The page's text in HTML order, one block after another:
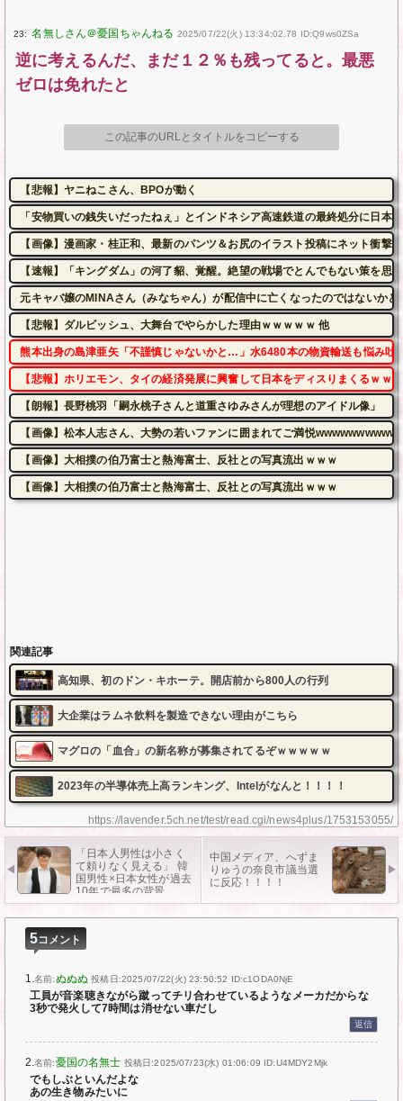
23: 2025/07/22(火) 13:34:02.78 ID:Q9ws0ZSa
逆に考えるんだ、まだ１２％も残ってると。最悪
ゼロは免れたと
https://lavender.5ch.net/test/read.cgi/news4plus/1753153055/
この記事のURLとタイトルをコピーする
【悲報】ヤニねこさん、BPOが動く
「安物買いの銭失いだったねぇ」とインドネシア高速鉄道の最終処分に日本
【画像】漫画家・桂正和、最新のパンツ＆お尻のイラスト投稿にネット衝撃
【速報】「キングダム」の河了貂、覚醒。絶望の戦場でとんでもない策を思
元キャバ嬢のMINAさん（みなちゃん）が配信中に亡くなったのではないか
【悲報】ダルビッシュ、大舞台でやらかした理由ｗｗｗｗｗ 他
熊本出身の島津亜矢「不謹慎じゃないかと…」水6480本の物資輸送も悩み
【悲報】ホリエモン、タイの経済発展に興奮して日本をディスりまくるｗｗ
【朗報】長野桃羽「嗣永桃子さんと道重さゆみさんが理想のアイドル像」
【画像】松本人志さん、大勢の若いファンに囲まれてご満悦
【画像】大相撲の伯乃富士と熱海富士、反社との写真流出ｗｗｗ
【画像】大相撲の伯乃富士と熱海富士、反社との写真流出ｗｗｗ
関連記事
高知県、初のドン・キホーテ。開店前から800人の行列
大企業はラムネ飲料を製造できない理由がこちら
マグロの「血合」の新名称が募集されてるぞｗｗｗｗｗ
2023年の半導体売上高ランキング、Intelがなんと！！！！
「日本人男性は小さく
て頼りなく見える」 韓
国男性×日本女性が過去
10年で最多の背景
中国メディア、へずま
りゅうの奈良市議当選
に反応！！！！
5コメント
1.名前:ぬぬぬ投稿日:2025/07/22(火) 23:50:52 ID:c1ODA0NjE
工員が音楽聴きながら蹴ってチリ合わせているようなメーカだからな
3秒で発火して7時間は消せない車だし
返信
2.名前:憂国の名無士 投稿日:2025/07/23(水) 01:06:09 ID:U4MDY2Mjk
でもしぶといんだよな
あの生き物みたいに